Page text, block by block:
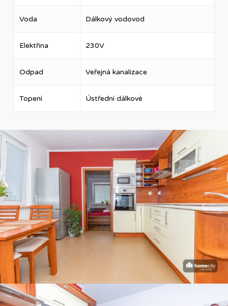
Voda Dálkový vodovod
Elektřina 230V
Odpad Veřejná kanalizace
Topení Ústřední dálkové